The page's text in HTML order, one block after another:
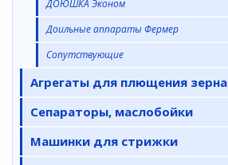
ДОЮШКА Эконом
Доильные аппараты Фермер
Сопутствующие
Агрегаты для плющения зерна
Сепараторы, маслобойки
Машинки для стрижки